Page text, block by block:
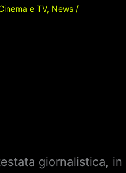
e TV, News/
giornalistica, in